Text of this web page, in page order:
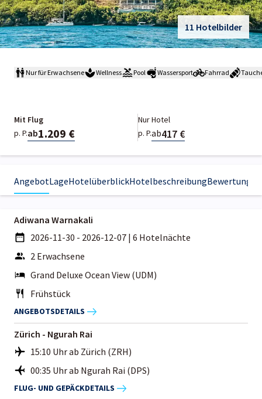
11 Hotelbilder
Nur für Erwachsene Wellness Pool Wassersport Fahrrad
Mit Flug
p. P.ab1.209 €
Nur Hotel
p. P.ab417 €
AngebotLageHotelüberblickHotelbeschreibungBewertungen
Adiwana Warnakali
2026-11-30 - 2026-12-07 | 6 Hotelnächte
2 Erwachsene
Grand Deluxe Ocean View (UDM)
Frühstück
ANGEBOTSDETAILS
Zürich - Ngurah Rai
15:10 Uhr ab Zürich (ZRH)
00:35 Uhr ab Ngurah Rai (DPS)
FLUG- UND GEPÄCKDETAILS